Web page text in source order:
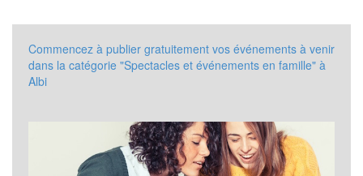
Commencez à publier gratuitement vos événements à venir
dans la catégorie "Spectacles et événements en famille" à
Albi